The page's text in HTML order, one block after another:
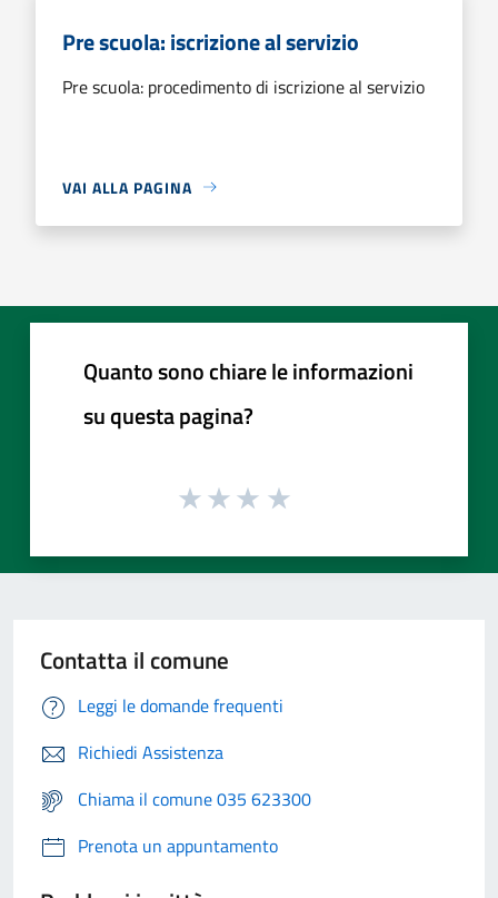
Pre scuola: iscrizione al servizio
Pre scuola: procedimento di iscrizione al servizio
VAI ALLA PAGINA
Quanto sono chiare le informazioni
su questa pagina?
Contatta il comune
Leggi le domande frequenti
Richiedi Assistenza
Chiama il comune 035 623300
Prenota un appuntamento